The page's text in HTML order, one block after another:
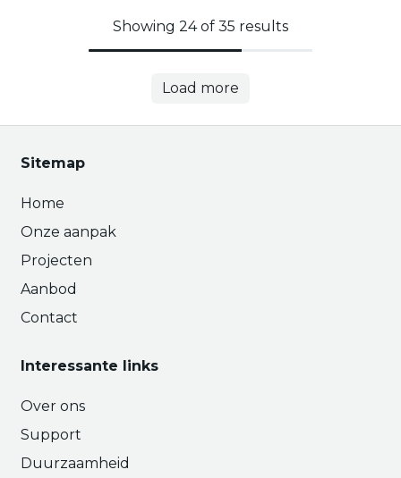
Showing 24 of 35 results
Load more
Sitemap
Home
Onze aanpak
Projecten
Aanbod
Contact
Interessante links
Over ons
Support
Duurzaamheid